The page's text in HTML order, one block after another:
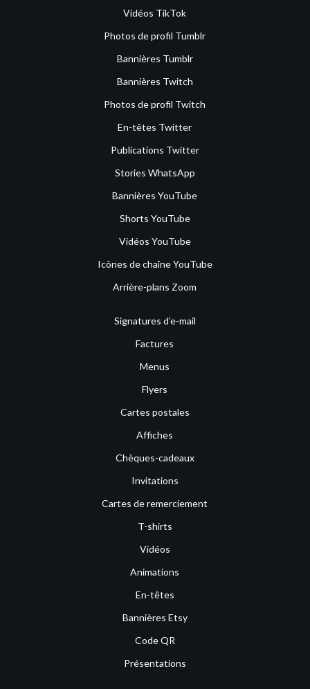
Vidéos TikTok
Photos de profil Tumblr
Bannières Tumblr
Bannières Twitch
Photos de profil Twitch
En-têtes Twitter
Publications Twitter
Stories WhatsApp
Bannières YouTube
Shorts YouTube
Vidéos YouTube
Icônes de chaîne YouTube
Arrière-plans Zoom
Signatures d’e-mail
Factures
Menus
Flyers
Cartes postales
Affiches
Chèques-cadeaux
Invitations
Cartes de remerciement
T-shirts
Vidéos
Animations
En-têtes
Bannières Etsy
Code QR
Présentations